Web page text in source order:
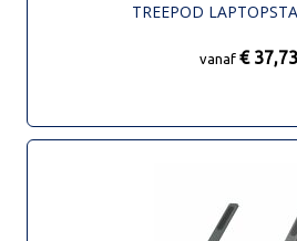
TREEPOD
vanaf € 37,73